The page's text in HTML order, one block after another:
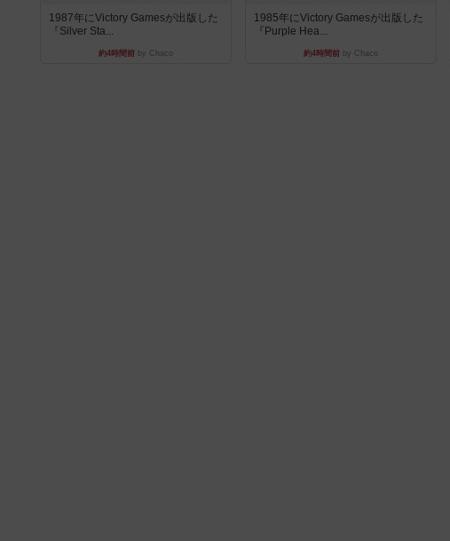
1987年にVictory Gamesが出版した
『Silver Sta...
約4時間前 by Chaco
1985年にVictory Gamesが出版した
『Purple Hea...
約4時間前 by Chaco